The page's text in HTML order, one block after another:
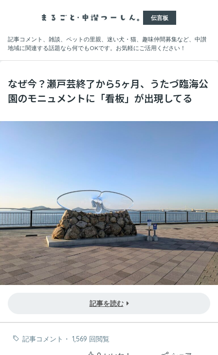
伝言板
記事コメント、雑談、ペットの里親、迷い犬・猫、趣味仲間募集など、中讃
地域に関連する話題なら何でもOKです。お気軽にご活用ください！
なぜ今？瀬戸芸終了から5ヶ月、うたづ臨海公
園のモニュメントに「看板」が出現してる
記事を読む
記事コメント ・ 1,569 回閲覧